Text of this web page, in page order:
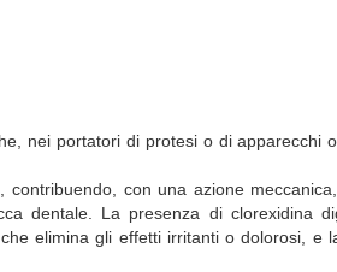
nei portatori di protesi o di apparecchi
con una azione
dentale. La presenza di clorexidina
elimina gli effetti irritanti o dolorosi,